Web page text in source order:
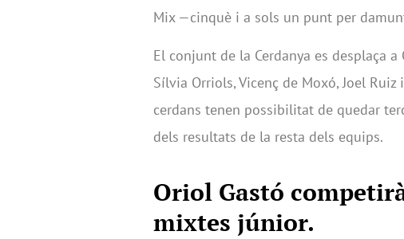
Mix —cinquè i a sols un punt per
El conjunt de la Cerdanya es desplaça
Sílvia Orriols, Vicenç de Moxó, Joel
cerdans tenen possibilitat de quedar
dels resultats de la resta dels equips.
Oriol Gastó
mixtes júnior.